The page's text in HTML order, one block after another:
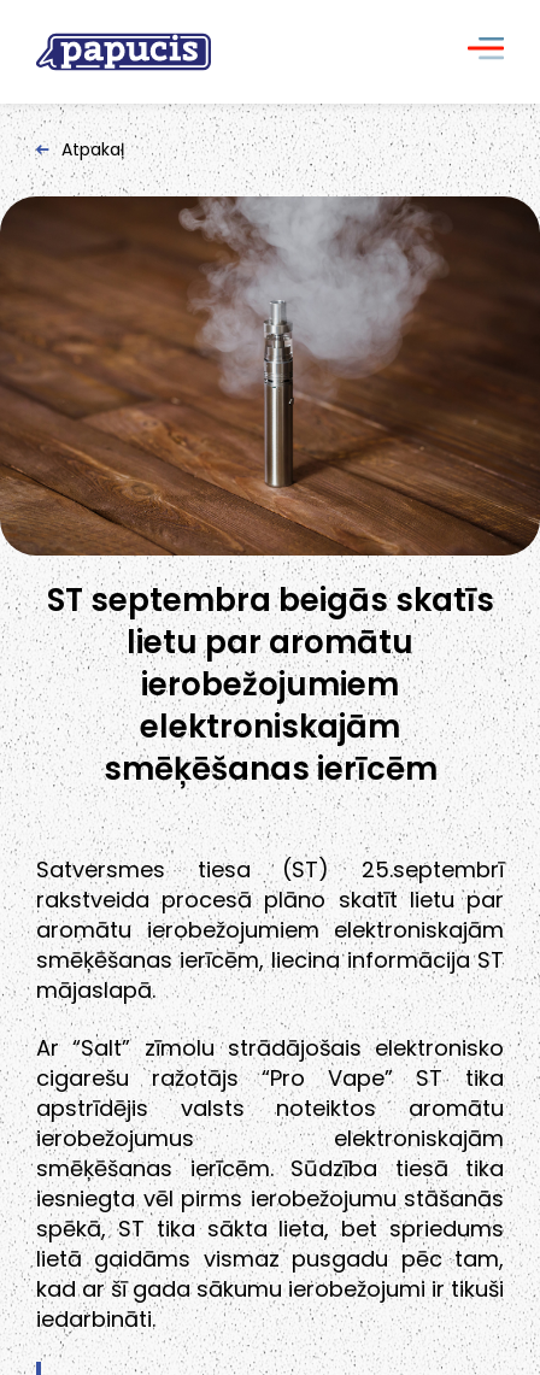
Atpakaļ
ST septembra beigās skatīs
lietu par aromātu
ierobežojumiem
elektroniskajām
smēķēšanas ierīcēm
Satversmes tiesa (ST) 25.septembrī
rakstveida procesā plāno skatīt lietu par
aromātu ierobežojumiem elektroniskajām
smēķēšanas ierīcēm, liecina informācija ST
mājaslapā.
Ar “Salt” zīmolu strādājošais elektronisko
cigarešu ražotājs “Pro Vape” ST tika
apstrīdējis valsts noteiktos aromātu
ierobežojumus elektroniskajām
smēķēšanas ierīcēm. Sūdzība tiesā tika
iesniegta vēl pirms ierobežojumu stāšanās
spēkā, ST tika sākta lieta, bet spriedums
lietā gaidāms vismaz pusgadu pēc tam,
kad ar šī gada sākumu ierobežojumi ir tikuši
iedarbināti.